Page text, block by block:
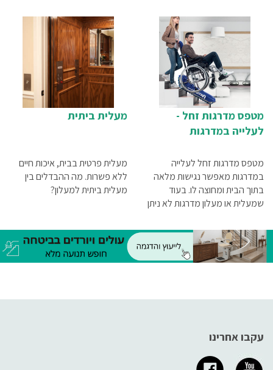
גלגלים. לפניך 5 סיבות עיקריות,
שבגללן מומלץ לך לרכוש מעלון
מדרגות
מטפס מדרגות זחל -
לעלייה במדרגות
מטפס מדרגות זחל לעלייה
במדרגות מאפשר נגישות מלאה
בתוך הבית ומחוצה לו. בעוד
שמעלית או מעלון מדרגות לא ניתן
הזה ניתן לנייד בקלות ולהפעיל
אותו בצורה קלה גם במקומות
אחרים.
מעלית ביתית
מעלית פרטית בבית, איכות חיים
ללא פשרות. מה ההבדלים בין
מעלית ביתית למעלון?
עקבו אחרינו